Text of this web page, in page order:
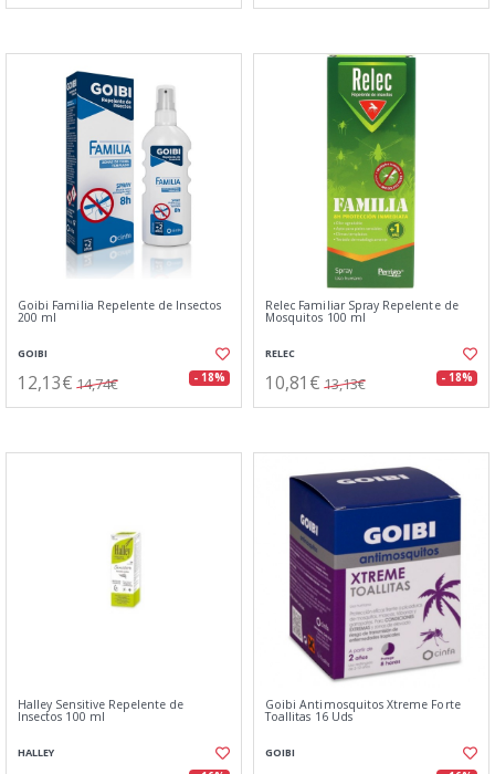
Goibi Familia Repelente de Insectos
200 ml
GOIBI
12,13€ 14,74€ - 18%
Relec Familiar Spray Repelente de
Mosquitos 100 ml
RELEC
10,81€ 13,13€ - 18%
Halley Sensitive Repelente de
Insectos 100 ml
HALLEY
Goibi Antimosquitos Xtreme Forte
Toallitas 16 Uds
GOIBI